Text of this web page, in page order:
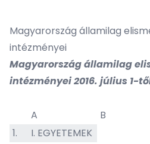
Magyarország államilag
intézményei
Magyarország államilag
intézményei 2016. július 1-
A B
1.
I. EGYETEMEK